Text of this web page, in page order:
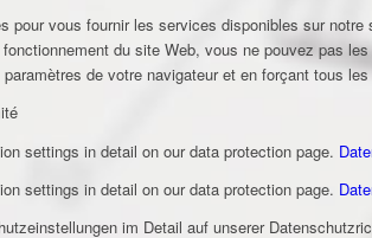
pour vous fournir les services disponibles sur
du site Web, vous ne pouvez pas
de votre navigateur et en forçant tous
settings in detail on our data protection page.
settings in detail on our data protection page.
im Detail auf unserer